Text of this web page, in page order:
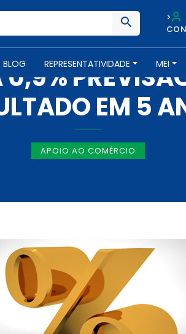
>
BLOG REPRESENTATIVIDADE MEI
NOTÍCIAS -23 DE SETEMBRO DE 2014
EM 5
APOIO AO COMÉRCIO